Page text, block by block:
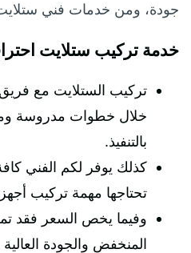
جودة، ومن خدمات فني
خدمة تركيب ستلايت
تركيب الستلايت مع
خلال خطوات مدروسة
بالتنفيذ.
كذلك يوفر لكم الفني
تحتاجها مهمة تركيب
وفيما يخص السعر فقد
المنخفض والجودة